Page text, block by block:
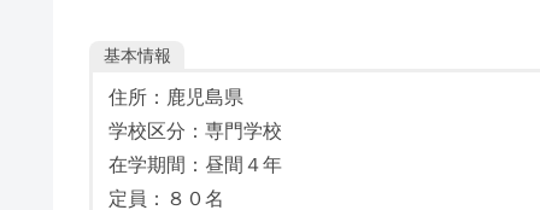
基本情報
住所：鹿児島県
学校区分：専門学校
在学期間：昼間４年
定員：８０名